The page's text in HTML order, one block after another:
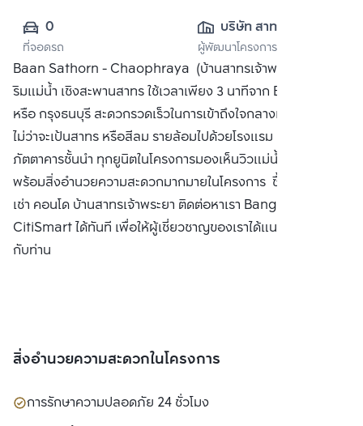
0
ที่จอดรถ
บริษัท สาทร
เจ้าพระยา อาเคเดีย
จำกัด
ผู้พัฒนาโครงการ
Baan Sathorn - Chaophraya (บ้านสาทรเจ้าพระยา) คอนโด
ริมแม่น้ำ เชิงสะพานสาทร ใช้เวลาเพียง 3 นาทีจาก BTS ตากสิน
หรือ กรุงธนบุรี สะดวกรวดเร็วในการเข้าถึงใจกลางแหล่งธุรกิจ
ไม่ว่าจะเป้นสาทร หรือสีลม รายล้อมไปด้วยโรงแรม 5 ดาว และ
ภัตตาคารชั้นนำ ทุกยูนิตในโครงการมองเห็นวิวแม่น้ำ ทั้ง 2 ฝั่งน้ำ
พร้อมสิ่งอำนวยความสะดวกมากมายในโครงการ ซื้อ ขาย หรือ
เช่า คอนโด บ้านสาทรเจ้าพระยา ติดต่อหาเรา Bangkok
CitiSmart ได้ทันที เพื่อให้ผู้เชี่ยวชาญของเราได้แนะนำคอนโดให้
กับท่าน
สิ่งอำนวยความสะดวกในโครงการ
การรักษาความปลอดภัย 24 ชั่วโมง